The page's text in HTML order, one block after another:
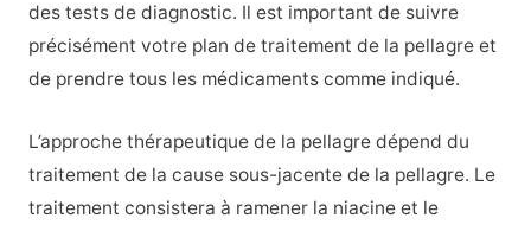
des tests de diagnostic. Il est important de suivre
précisément votre plan de traitement de la pellagre et
de prendre tous les médicaments comme indiqué.
L’approche thérapeutique de la pellagre dépend du
traitement de la cause sous-jacente de la pellagre. Le
traitement consistera à ramener la niacine et le